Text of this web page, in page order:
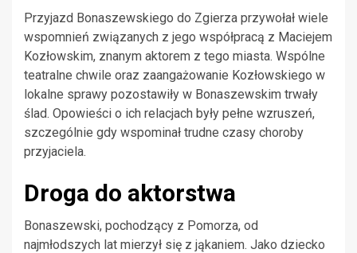
Przyjazd Bonaszewskiego do Zgierza przywołał wiele
wspomnień związanych z jego współpracą z Maciejem
Kozłowskim, znanym aktorem z tego miasta. Wspólne
teatralne chwile oraz zaangażowanie Kozłowskiego w
lokalne sprawy pozostawiły w Bonaszewskim trwały
ślad. Opowieści o ich relacjach były pełne wzruszeń,
szczególnie gdy wspominał trudne czasy choroby
przyjaciela.
Droga do aktorstwa
Bonaszewski, pochodzący z Pomorza, od
najmłodszych lat mierzył się z jąkaniem. Jako dziecko